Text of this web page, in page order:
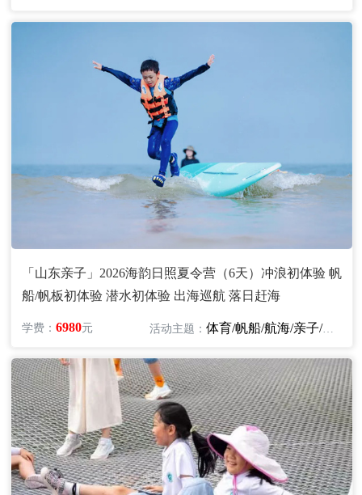
「山东亲子」2026海韵日照夏令营（6天）冲浪初体验 帆
船/帆板初体验 潜水初体验 出海巡航 落日赶海
学费：6980元 活动主题：体育/帆船/航海/亲子/冲浪/潜水